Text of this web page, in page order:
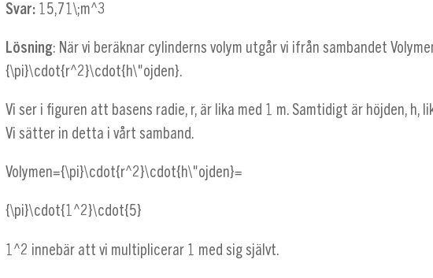
Svar: 15,71\;m^3
Lösning: När vi beräknar cylinderns volym utgår vi ifrån sambandet
{\pi}\cdot{r^2}\cdot{h\"ojden}.
Vi ser i figuren att basens radie, r, är lika med 1 m. Samtidigt är höjden, h,
Vi sätter in detta i vårt samband.
Volymen={\pi}\cdot{r^2}\cdot{h\"ojden}=
{\pi}\cdot{1^2}\cdot{5}
1^2 innebär att vi multiplicerar 1 med sig självt.